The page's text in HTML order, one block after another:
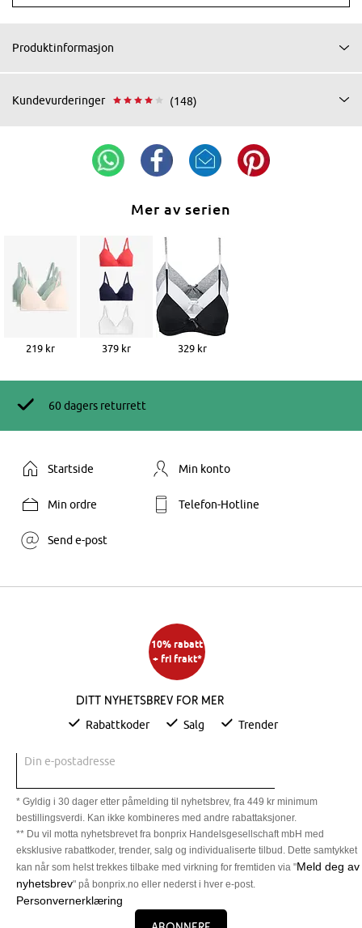
Produktinformasjon
Kundevurderinger (148)
Mer av serien
219 kr 379 kr 329 kr
60 dagers returrett
Startside Min konto
Min ordre Telefon-Hotline
Send e-post
10% rabatt
+ fri frakt*
Ditt nyhetsbrev for mer
Rabattkoder Salg Trender
Din e-postadresse
* Gyldig i 30 dager etter påmelding til nyhetsbrev, fra 449 kr minimum
bestillingsverdi. Kan ikke kombineres med andre rabattaksjoner.
** Du vil motta nyhetsbrevet fra bonprix Handelsgesellschaft mbH med
eksklusive rabattkoder, trender, salg og individualiserte tilbud. Dette samtykket
kan når som helst trekkes tilbake med virkning for fremtiden via "Meld deg av
nyhetsbrev" på bonprix.no eller nederst i hver e-post.
Personvernerklæring